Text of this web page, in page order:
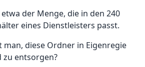
der Menge, die in den 240
eines Dienstleisters passt.
man, diese Ordner in Eigenregie
zu entsorgen?